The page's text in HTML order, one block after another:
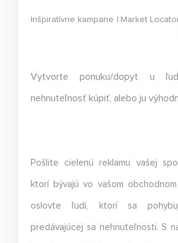
Inšpiratívne kampane Market
Vytvorte ponuku/dopyt u
nehnuteľnosť kúpiť, alebo ju
Pošlite cielenú reklamu vašej
ktorí bývajú vo vašom
oslovte ľudí, ktorí sa
predávajúcej sa nehnuteľnosti. S